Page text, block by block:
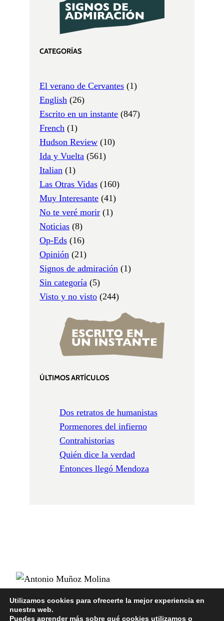
CATEGORÍAS
El verano de Cervantes (1)
English (26)
Escrito en un instante (847)
French (1)
Hudson Review (10)
Ida y Vuelta (561)
Italian (1)
Las Otras Vidas (160)
Muy Interesante (41)
No te veré morir (1)
Noticias (8)
Op-Eds (16)
Opinión (21)
Signos de admiración (1)
Sin categoría (5)
Visto y no visto (244)
ÚLTIMOS ARTÍCULOS
Dos retratos de humanistas
Pormenores del infierno
Contrahistorias
Quién dice la verdad
Entonces llegó Mendoza
POLÍTICA DE COOKIES
Utilizamos cookies para ofrecerte la mejor experiencia en
nuestra web.
Puedes aprender más sobre qué cookies utilizamos o